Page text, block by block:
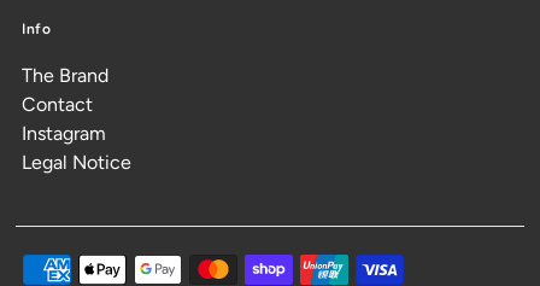
Info
The Brand
Contact
Instagram
Legal Notice